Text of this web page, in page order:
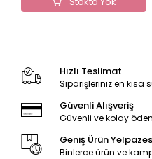
Hızlı Teslimat
Siparişleriniz en kısa
Güvenli Alışveriş
Güvenli ve kolay
Geniş Ürün
Binlerce ürün ve